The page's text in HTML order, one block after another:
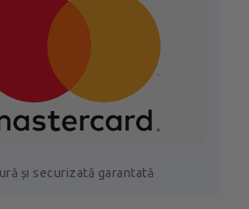
și securizată garantată